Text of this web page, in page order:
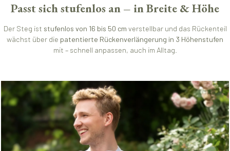
Passt sich stufenlos an – in Breite & Höhe
Der Steg ist stufenlos von 16 bis 50 cm verstellbar und das Rückenteil
wächst über die patentierte Rückenverlängerung in 3 Höhenstufen
mit – schnell anpassen, auch im Alltag.